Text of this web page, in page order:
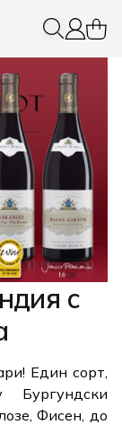
0
с
Един сорт,
Фисен, до